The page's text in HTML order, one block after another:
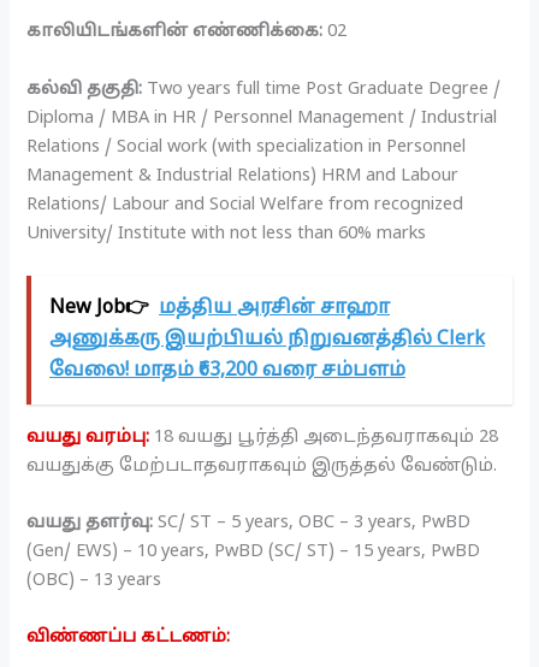
காலியிடங்களின் எண்ணிக்கை: 02
கல்வி தகுதி: Two years full time Post Graduate Degree /
Diploma / MBA in HR / Personnel Management / Industrial
Relations / Social work (with specialization in Personnel
Management & Industrial Relations) HRM and Labour
Relations/ Labour and Social Welfare from recognized
University/ Institute with not less than 60% marks
New Job👉 மத்திய அரசின் சாஹா
அணுக்கரு இயற்பியல் நிறுவனத்தில் Clerk
வேலை! மாதம் ₹63,200 வரை சம்பளம்
வயது வரம்பு: 18 வயது பூர்த்தி அடைந்தவராகவும் 28
வயதுக்கு மேற்படாதவராகவும் இருத்தல் வேண்டும்.
வயது தளர்வு:SC/ ST – 5 years, OBC – 3 years, PwBD
(Gen/ EWS) – 10 years, PwBD (SC/ ST) – 15 years, PwBD
(OBC) – 13 years
விண்ணப்ப கட்டணம்: